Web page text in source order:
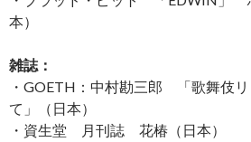
本）
雑誌：
・GOETH：中村勘三郎 「歌舞伎
て」（日本）
・資生堂 月刊誌 花椿（日本）